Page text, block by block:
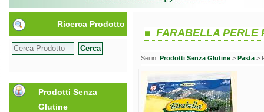
Ricerca Prodotto
Prodotti Senza
Glutine
FARABELLA PERLE
Sei in: Prodotti Senza Glutine > Pasta >